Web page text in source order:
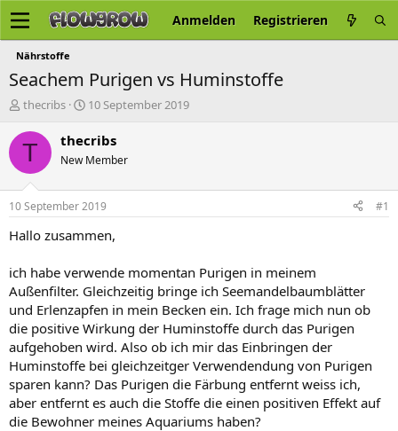
Anmelden Registrieren
Nährstoffe
Seachem Purigen vs Huminstoffe
E
s
t
e
r
thecribs
E
s
e
l
t
a
10 September 2019
T thecribs
New Member
10 September 2019 #1
Hallo zusammen,
ich habe verwende momentan Purigen in meinem
Außenfilter. Gleichzeitig bringe ich Seemandelbaumblätter
und Erlenzapfen in mein Becken ein. Ich frage mich nun ob
die positive Wirkung der Huminstoffe durch das Purigen
aufgehoben wird. Also ob ich mir das Einbringen der
Huminstoffe bei gleichzeitger Verwendendung von Purigen
sparen kann? Das Purigen die Färbung entfernt weiss ich,
aber entfernt es auch die Stoffe die einen positiven Effekt auf
die Bewohner meines Aquariums haben?